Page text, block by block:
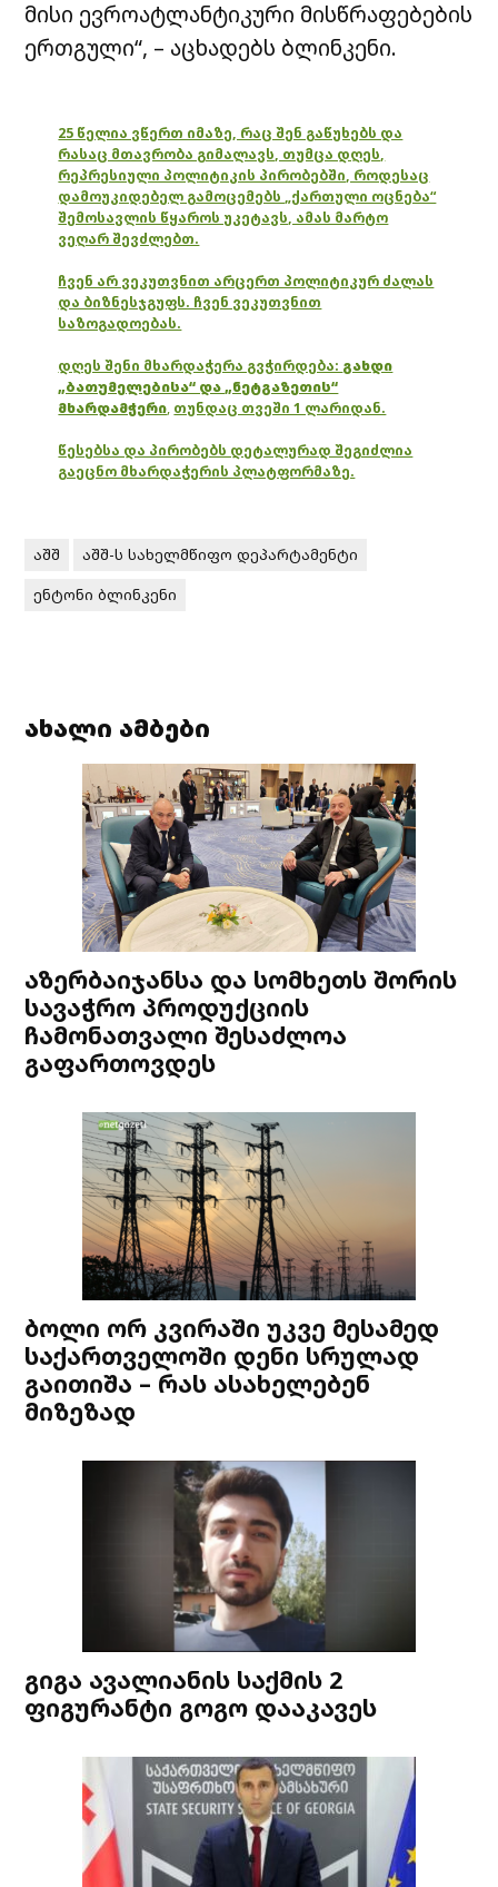
მისი ევროატლანტიკური მისწრაფებების
ერთგული“, – აცხადებს ბლინკენი.
25 წელია ვწერთ იმაზე, რაც შენ გაწუხებს და
რასაც მთავრობა გიმალავს, თუმცა დღეს,
რეპრესიული პოლიტიკის პირობებში, როდესაც
დამოუკიდებელ გამოცემებს „ქართული ოცნება“
შემოსავლის წყაროს უკეტავს, ამას მარტო
ვეღარ შევძლებთ.
ჩვენ არ ვეკუთვნით არცერთ პოლიტიკურ ძალას
და ბიზნესჯგუფს. ჩვენ ვეკუთვნით
საზოგადოებას.
დღეს შენი მხარდაჭერა გვჭირდება: გახდი
„ბათუმელებისა“ და „ნეტგაზეთის“
მხარდამჭერი, თუნდაც თვეში 1 ლარიდან.
წესებსა და პირობებს დეტალურად შეგიძლია
გაეცნო მხარდაჭერის პლატფორმაზე.
აშშ
აშშ-ს სახელმწიფო დეპარტამენტი
ენტონი ბლინკენი
ახალი ამბები
აზერბაიჯანსა და სომხეთს შორის
სავაჭრო პროდუქციის
ჩამონათვალი შესაძლოა
გაფართოვდეს
ბოლი ორ კვირაში უკვე მესამედ
საქართველოში დენი სრულად
გაითიშა – რას ასახელებენ
მიზეზად
გიგა ავალიანის საქმის 2
ფიგურანტი გოგო დააკავეს